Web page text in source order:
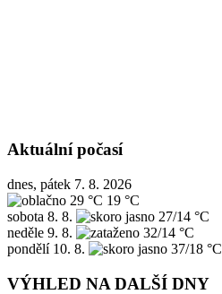
Aktuální počasí
dnes, pátek 7. 8. 2026
29 °C 19 °C
sobota 8. 8.
27/14 °C
neděle 9. 8.
32/14 °C
pondělí 10. 8. 37/18 °C
VÝHLED NA DALŠÍ DNY